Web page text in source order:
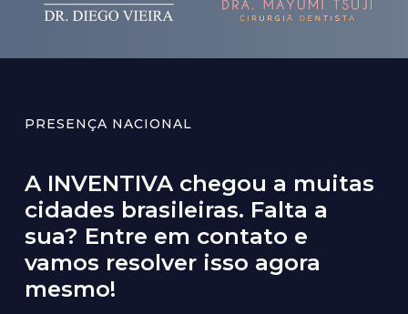
PRESENÇA NACIONAL
A INVENTIVA chegou a muitas
cidades brasileiras. Falta a
sua? Entre em contato e
vamos resolver isso agora
mesmo!